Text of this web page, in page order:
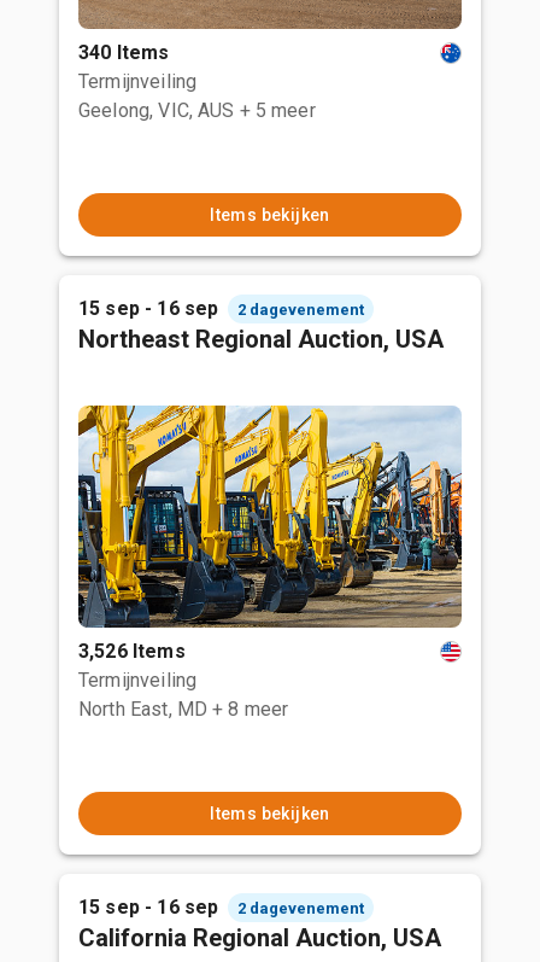
340 Items
Termijnveiling
Geelong, VIC, AUS + 5 meer
Items bekijken
15 sep - 16 sep 2 dagevenement
Northeast Regional Auction, USA
3,526 Items
Termijnveiling
North East, MD + 8 meer
Items bekijken
15 sep - 16 sep 2 dagevenement
California Regional Auction, USA